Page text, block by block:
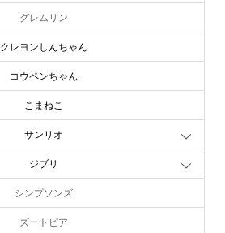
グレムリン
クレヨンしんちゃん
コウペンちゃん
こまねこ
サンリオ
ジブリ
シンプソンズ
ズートピア